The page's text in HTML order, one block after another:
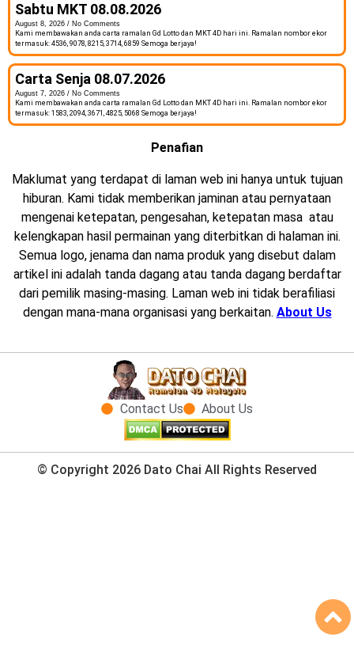
Sabtu MKT 08.08.2026
August 8, 2026
No Comments
Kami membawakan anda carta ramalan Gd Lotto dan MKT 4D hari ini. Ramalan nombor ekor
termasuk: 4536, 9078, 8215, 3714, 6859 Semoga berjaya!
Carta Senja 08.07.2026
August 7, 2026
No Comments
Kami membawakan anda carta ramalan Gd Lotto dan MKT 4D hari ini. Ramalan nombor ekor
termasuk: 1583, 2094, 3671, 4825, 5068 Semoga berjaya!
Penafian
Maklumat yang terdapat di laman web ini hanya untuk tujuan
hiburan. Kami tidak memberikan jaminan atau pernyataan
mengenai ketepatan, pengesahan, ketepatan masa atau
kelengkapan hasil permainan yang diterbitkan di halaman ini.
Semua logo, jenama dan nama produk yang disebut dalam
artikel ini adalah tanda dagang atau tanda dagang berdaftar
dari pemilik masing-masing. Laman web ini tidak berafiliasi
dengan mana-mana organisasi yang berkaitan. About Us
Contact Us About Us
© Copyright 2026 Dato Chai All Rights Reserved